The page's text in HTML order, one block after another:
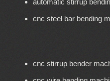
cnc steel bar bending
cnc stirrup bender